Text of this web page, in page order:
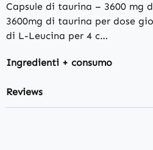
Capsule di taurina – 3600 mg
3600mg di taurina per dose
di L-Leucina per 4 c…
Ingredienti + consumo
Reviews